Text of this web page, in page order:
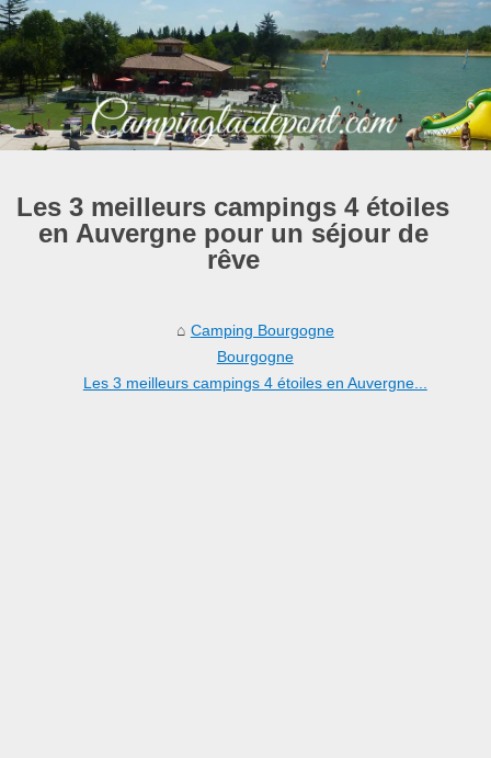
Les 3 meilleurs campings 4 étoiles
en Auvergne pour un séjour de
rêve
Camping Bourgogne
Bourgogne
Les 3 meilleurs campings 4 étoiles en Auvergne...